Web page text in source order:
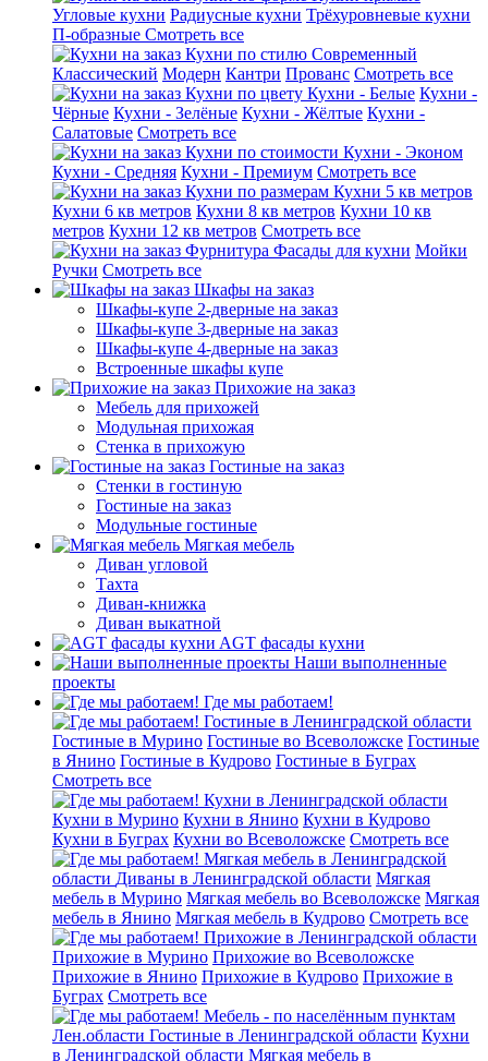
Угловые кухни Радиусные кухни Трёхуровневые кухни
П-образные Смотреть все
Кухни по стилю Современный
Классический Модерн Кантри Прованс Смотреть все
Кухни по цвету Кухни - Белые Кухни -
Чёрные Кухни - Зелёные Кухни - Жёлтые Кухни -
Салатовые Смотреть все
Кухни по стоимости Кухни - Эконом
Кухни - Средняя Кухни - Премиум Смотреть все
Кухни по размерам Кухни 5 кв метров
Кухни 6 кв метров Кухни 8 кв метров Кухни 10 кв
метров Кухни 12 кв метров Смотреть все
Фурнитура Фасады для кухни Мойки
Ручки Смотреть все
Шкафы на заказ
Шкафы-купе 2-дверные на заказ
Шкафы-купе 3-дверные на заказ
Шкафы-купе 4-дверные на заказ
Встроенные шкафы купе
Прихожие на заказ
Мебель для прихожей
Модульная прихожая
Стенка в прихожую
Гостиные на заказ
Стенки в гостиную
Гостиные на заказ
Модульные гостиные
Мягкая мебель
Диван угловой
Тахта
Диван-книжка
Диван выкатной
AGT фасады кухни
Наши выполненные
проекты
Где мы работаем!
Гостиные в Ленинградской области
Гостиные в Мурино Гостиные во Всеволожске Гостиные
в Янино Гостиные в Кудрово Гостиные в Буграх
Смотреть все
Кухни в Ленинградской области
Кухни в Мурино Кухни в Янино Кухни в Кудрово
Кухни в Буграх Кухни во Всеволожске Смотреть все
Мягкая мебель в Ленинградской
области Диваны в Ленинградской области Мягкая
мебель в Мурино Мягкая мебель во Всеволожске Мягкая
мебель в Янино Мягкая мебель в Кудрово Смотреть все
Прихожие в Ленинградской области
Прихожие в Мурино Прихожие во Всеволожске
Прихожие в Янино Прихожие в Кудрово Прихожие в
Буграх Смотреть все
Мебель - по населённым пунктам
Лен.области Гостиные в Ленинградской области Кухни
в Ленинградской области Мягкая мебель в